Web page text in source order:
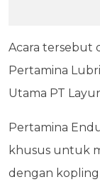
Acara tersebut
Pertamina
Utama PT
Pertamina
khusus untuk
dengan